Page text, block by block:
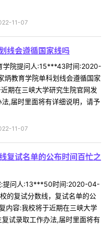
11-07
线会遵循国家线吗
学院提问人:15***43时间:2020-
教育学院单科划线会遵循国家
期在三峡大学研究生院官网发
,届时里面将有详细说明，请予
11-07
复试名单的公布时间百忙之
:提问人:13***50时间:2020-04-
的复试分数线，复试名单的公
内容:我校将于近期在三峡大学
试录取工作办法,届时里面将有